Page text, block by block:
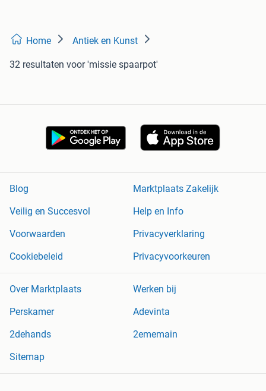
Home Antiek en Kunst
32 resultaten voor 'missie spaarpot'
Blog
Marktplaats Zakelijk
Veilig en Succesvol
Help en Info
Voorwaarden
Privacyverklaring
Cookiebeleid
Privacyvoorkeuren
Over Marktplaats
Werken bij
Perskamer
Adevinta
2dehands
2ememain
Sitemap